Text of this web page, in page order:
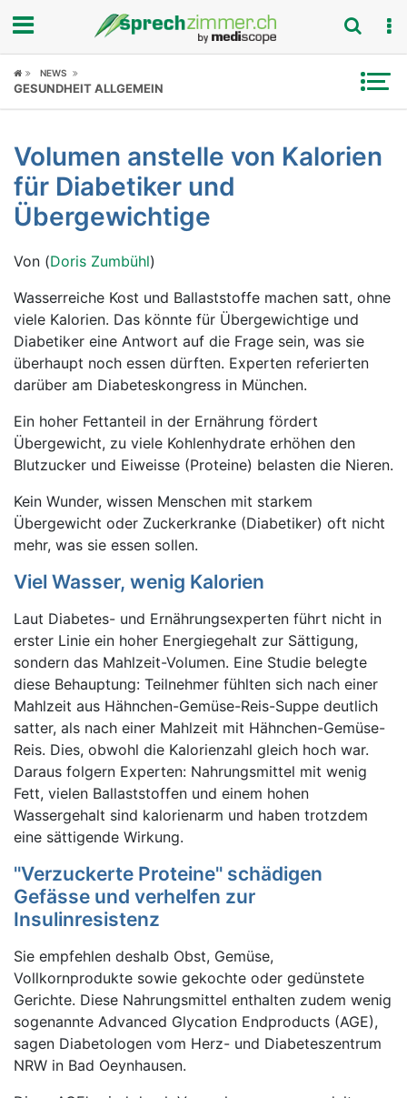
Fokus
Symptome
Untersuchungen
News
Ratgeber
Rubriken
NEWS
GESUNDHEIT ALLGEMEIN
Volumen anstelle von Kalorien
für Diabetiker und
Übergewichtige
Von (Doris Zumbühl)
Wasserreiche Kost und Ballaststoffe machen satt, ohne
viele Kalorien. Das könnte für Übergewichtige und
Diabetiker eine Antwort auf die Frage sein, was sie
überhaupt noch essen dürften. Experten referierten
darüber am Diabeteskongress in München.
Ein hoher Fettanteil in der Ernährung fördert
Übergewicht, zu viele Kohlenhydrate erhöhen den
Blutzucker und Eiweisse (Proteine) belasten die Nieren.
Kein Wunder, wissen Menschen mit starkem
Übergewicht oder Zuckerkranke (Diabetiker) oft nicht
mehr, was sie essen sollen.
Viel Wasser, wenig Kalorien
Laut Diabetes- und Ernährungsexperten führt nicht in
erster Linie ein hoher Energiegehalt zur Sättigung,
sondern das Mahlzeit-Volumen. Eine Studie belegte
diese Behauptung: Teilnehmer fühlten sich nach einer
Mahlzeit aus Hähnchen-Gemüse-Reis-Suppe deutlich
satter, als nach einer Mahlzeit mit Hähnchen-Gemüse-
Reis. Dies, obwohl die Kalorienzahl gleich hoch war.
Daraus folgern Experten: Nahrungsmittel mit wenig
Fett, vielen Ballaststoffen und einem hohen
Wassergehalt sind kalorienarm und haben trotzdem
eine sättigende Wirkung.
''Verzuckerte Proteine'' schädigen
Gefässe und verhelfen zur
Insulinresistenz
Sie empfehlen deshalb Obst, Gemüse,
Vollkornprodukte sowie gekochte oder gedünstete
Gerichte. Diese Nahrungsmittel enthalten zudem wenig
sogenannte Advanced Glycation Endproducts (AGE),
sagen Diabetologen vom Herz- und Diabeteszentrum
NRW in Bad Oeynhausen.